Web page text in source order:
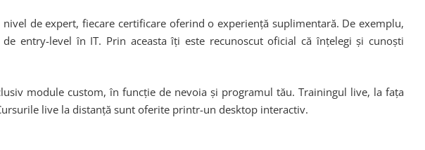
de expert, fiecare certificare oferind o experiență suplimentară. De exemplu,
entry-level în IT. Prin aceasta îți este recunoscut oficial că înțelegi și cunoști
module custom, în funcție de nevoia și programul tău. Trainingul live, la fața
live la distanță sunt oferite printr-un desktop interactiv.